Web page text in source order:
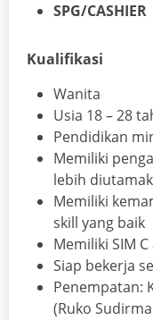
SPG/CASHIER
Kualifikasi
Wanita
Usia 18 – 28
Pendidikan
Memiliki
lebih
Memiliki
skill yang baik
Memiliki SIM
Siap bekerja
Penempatan:
(Ruko